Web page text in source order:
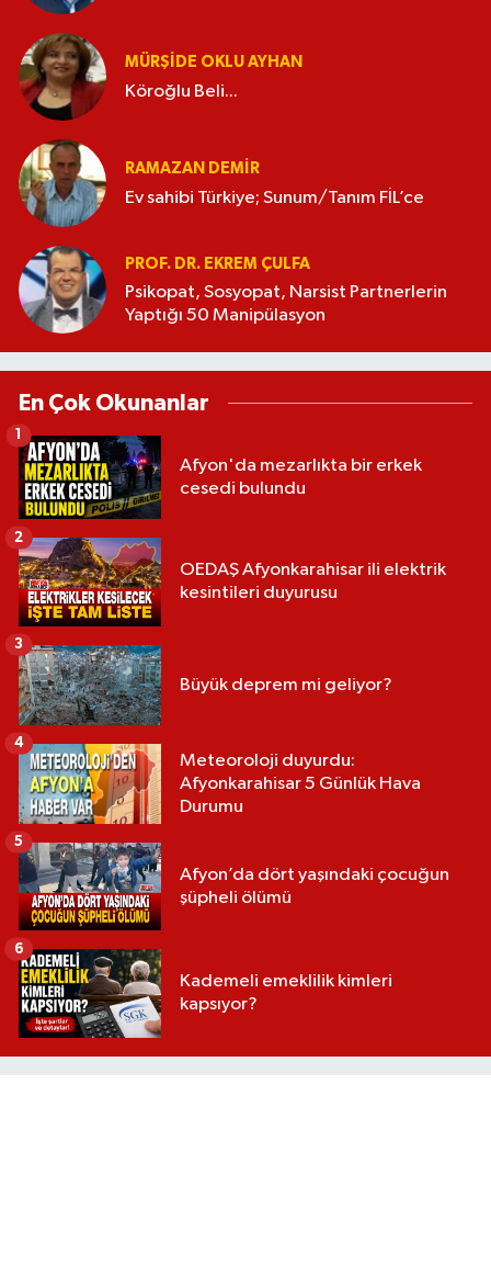
MÜRŞIDE OKLU AYHAN
Köroğlu Beli...
RAMAZAN DEMİR
Ev sahibi Türkiye; Sunum/Tanım FİL’ce
PROF. DR. EKREM ÇULFA
Psikopat, Sosyopat, Narsist Partnerlerin
Yaptığı 50 Manipülasyon
En Çok Okunanlar
Afyon'da mezarlıkta bir erkek
cesedi bulundu
1
OEDAŞ Afyonkarahisar ili elektrik
kesintileri duyurusu
2
Büyük deprem mi geliyor?
3
Meteoroloji duyurdu:
Afyonkarahisar 5 Günlük Hava
Durumu
4
Afyon’da dört yaşındaki çocuğun
şüpheli ölümü
5
Kademeli emeklilik kimleri
kapsıyor?
6